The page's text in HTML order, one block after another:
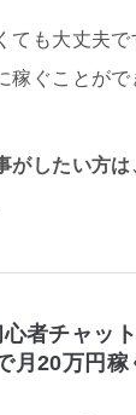
ても大丈夫で
稼ぐことがで
がしたい方は
心者チャッ
月20万円稼